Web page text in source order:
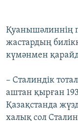
Қуанышәлиннің
жастардың
күмәнмен
– Сталиндік
аштан қырған
Қазақстанда
халық сол Сталин